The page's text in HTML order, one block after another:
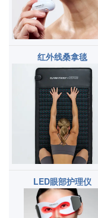
红外线桑拿毯
LED眼部护理仪